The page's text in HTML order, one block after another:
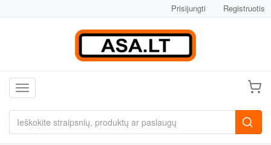
Prisijungti Registruotis
Toggle navigation